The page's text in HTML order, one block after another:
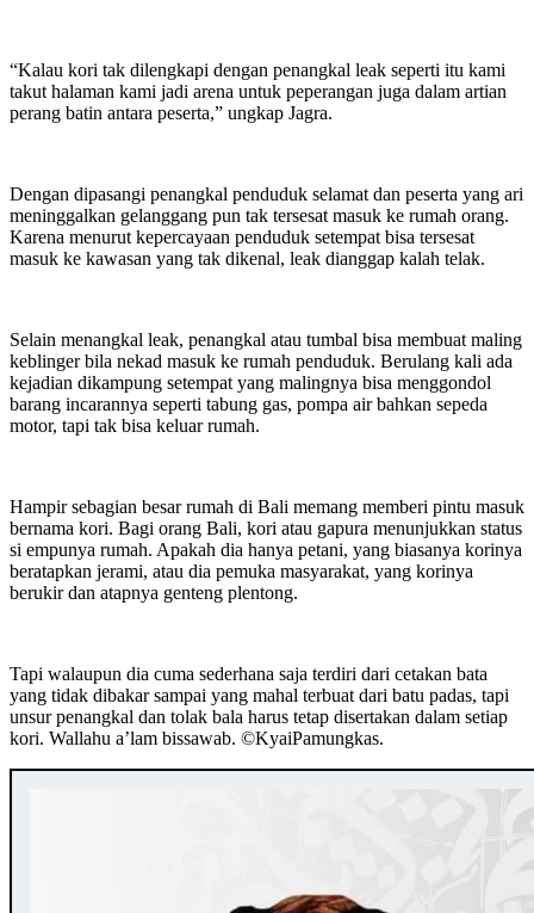
“Kalau kori tak dilengkapi dengan penangkal leak seperti itu kami
takut halaman kami jadi arena untuk peperangan juga dalam artian
perang batin antara peserta,” ungkap Jagra.
Dengan dipasangi penangkal penduduk selamat dan peserta yang ari
meninggalkan gelanggang pun tak tersesat masuk ke rumah orang.
Karena menurut kepercayaan penduduk setempat bisa tersesat
masuk ke kawasan yang tak dikenal, leak dianggap kalah telak.
Selain menangkal leak, penangkal atau tumbal bisa membuat maling
keblinger bila nekad masuk ke rumah penduduk. Berulang kali ada
kejadian dikampung setempat yang malingnya bisa menggondol
barang incarannya seperti tabung gas, pompa air bahkan sepeda
motor, tapi tak bisa keluar rumah.
Hampir sebagian besar rumah di Bali memang memberi pintu masuk
bernama kori. Bagi orang Bali, kori atau gapura menunjukkan status
si empunya rumah. Apakah dia hanya petani, yang biasanya korinya
beratapkan jerami, atau dia pemuka masyarakat, yang korinya
berukir dan atapnya genteng plentong.
Tapi walaupun dia cuma sederhana saja terdiri dari cetakan bata
yang tidak dibakar sampai yang mahal terbuat dari batu padas, tapi
unsur penangkal dan tolak bala harus tetap disertakan dalam setiap
kori. Wallahu a’lam bissawab. ©️KyaiPamungkas.